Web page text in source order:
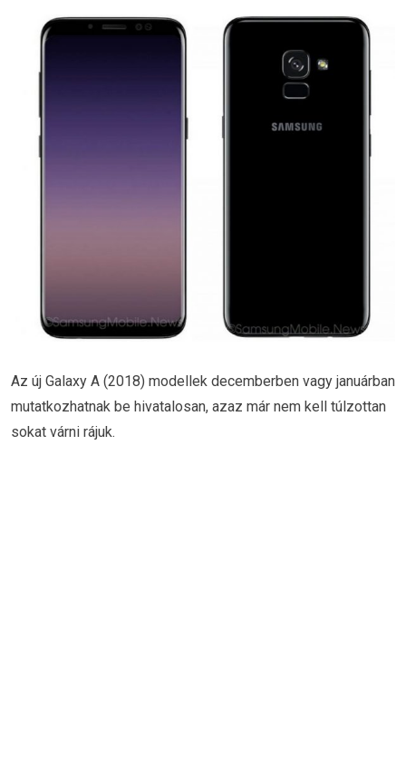
Az új Galaxy A (2018) modellek decemberben vagy januárban
mutatkozhatnak be hivatalosan, azaz már nem kell túlzottan
sokat várni rájuk.